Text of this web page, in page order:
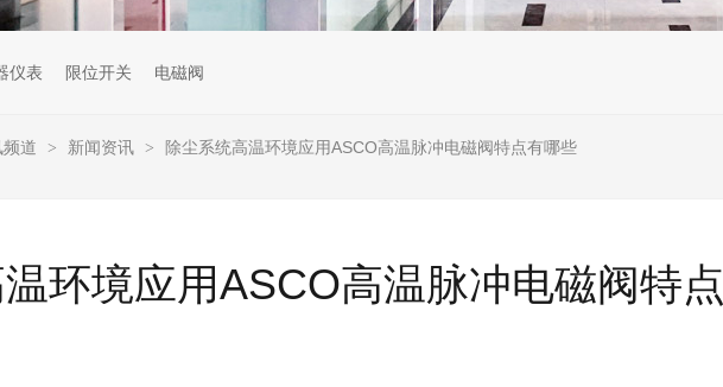
仪表 限位开关 电磁阀
频道 > 新闻资讯 > 除尘系统高温环境应用ASCO高温脉冲电磁阀特点有哪些
环境应用ASCO高温脉冲电磁阀特点